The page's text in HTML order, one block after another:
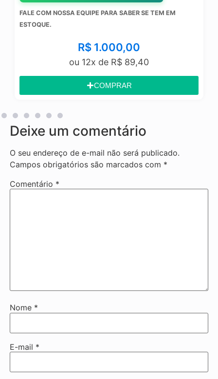
FALE COM NOSSA EQUIPE PARA SABER SE TEM EM
ESTOQUE.
R$ 1.000,00
ou 12x de R$ 89,40
COMPRAR
Deixe um comentário
O seu endereço de e-mail não será publicado.
Campos obrigatórios são marcados com *
Comentário *
Nome *
E-mail *